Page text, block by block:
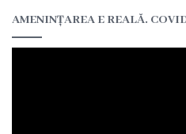
AMENINȚAREA E REALĂ.